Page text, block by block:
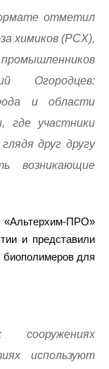
отметил
химиков (РСХ),
Огородцев:
и области
где участники
друг другу
возникающие
ПРО»
и представили
биополимеров для
используют